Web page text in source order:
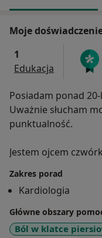
Moje
1
Edukacja
Posiadam ponad
Uważnie słucham
punktualność.
Jestem ojcem
Zakres porad
Kardiologia
Główne obszary
Ból w klatce